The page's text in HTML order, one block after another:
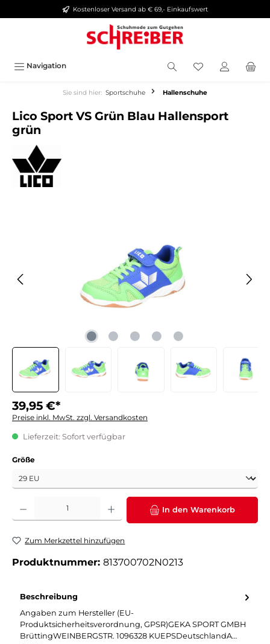
springen Kostenloser Versand ab € 69,- Einkaufswert
Navigation
Sie sind hier: Sportschuhe Hallenschuhe
Lico Sport VS Grün Blau Hallensport
grün
39,95 €*
Preise inkl. MwSt. zzgl. Versandkosten
Lieferzeit: Sofort verfügbar
Größeauswählen
Produkt Anzahl: Gib den gewünschten Wert ein oder benutze die Schaltflächen um
In den Warenkorb
Zum Merkzettel hinzufügen
Produktnummer: 813700702N0213
Beschreibung
Angaben zum Hersteller (EU-
Produktsicherheitsverordnung, GPSR)GEKA SPORT GMBH
BrüttingWEINBERGSTR. 1096328 KUEPSDeutschlandA…